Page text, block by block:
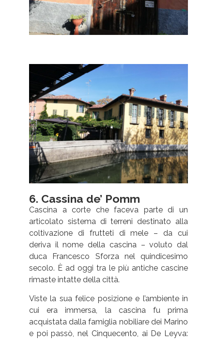
6. Cassina de’ Pomm
Cascina a corte che faceva parte di un
articolato sistema di terreni destinato alla
coltivazione di frutteti di mele – da cui
deriva il nome della cascina – voluto dal
duca Francesco Sforza nel quindicesimo
secolo. È ad oggi tra le più antiche cascine
rimaste intatte della città.
Viste la sua felice posizione e l’ambiente in
cui era immersa, la cascina fu prima
acquistata dalla famiglia nobiliare dei Marino
e poi passò, nel Cinquecento, ai De Leyva: